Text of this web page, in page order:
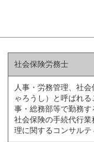
社会保険労務士
人事・労務管理、社
ゃろうし）と呼ばれ
事・総務部等で勤務
社会保険の手続代行
理に関するコンサル